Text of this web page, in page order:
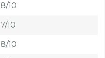
8/10
7/10
8/10